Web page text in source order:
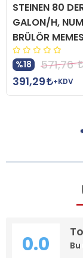
STEINEN 80
GALON/H,
BRÜLÖR
%18
571,76
391,29
+KDV
0.0